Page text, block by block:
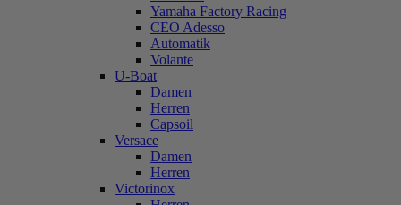
Yamaha Factory Racing
CEO Adesso
Automatik
Volante
U-Boat
Damen
Herren
Capsoil
Versace
Damen
Herren
Victorinox